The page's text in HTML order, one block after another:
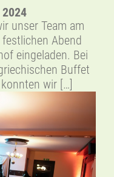
unser Team am
Abend
eingeladen. Bei
Buffet
wir […]